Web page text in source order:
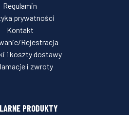
Regulamin
prywatności
Kontakt
Rejestracja
i koszty dostawy
i zwroty
PRODUKTY